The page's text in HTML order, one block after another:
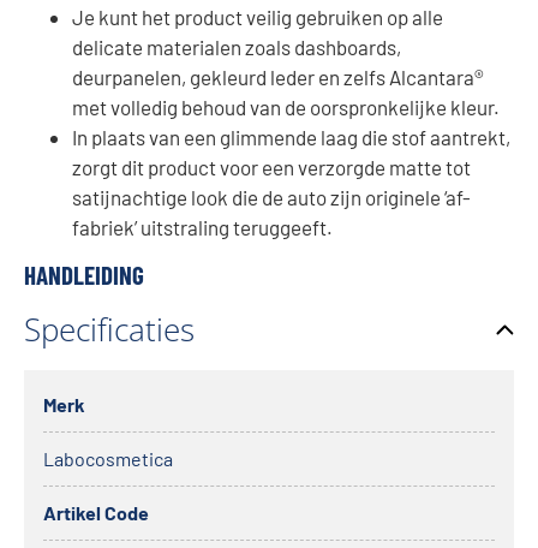
Je kunt het product veilig gebruiken op alle
delicate materialen zoals dashboards,
deurpanelen, gekleurd leder en zelfs Alcantara®
met volledig behoud van de oorspronkelijke kleur.
In plaats van een glimmende laag die stof aantrekt,
zorgt dit product voor een verzorgde matte tot
satijnachtige look die de auto zijn originele ‘af-
fabriek’ uitstraling teruggeeft.
HANDLEIDING
Specificaties
Merk
Labocosmetica
Artikel Code